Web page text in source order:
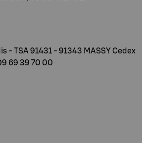
- TSA 91431 - 91343 MASSY Cedex
69 39 70 00